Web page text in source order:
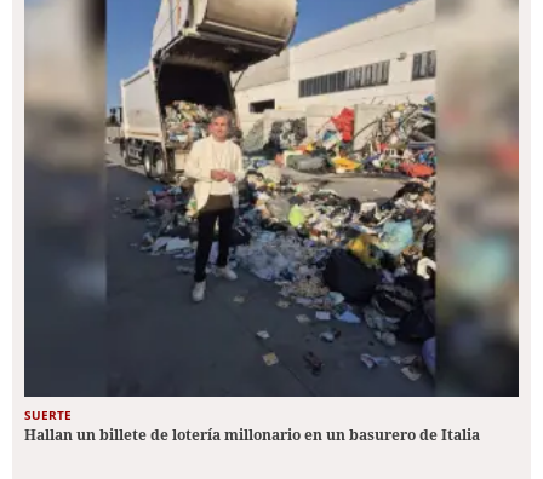
SUERTE
Hallan un billete de lotería millonario en un basurero de Italia